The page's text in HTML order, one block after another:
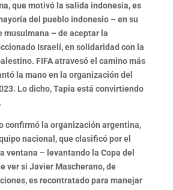
que motivó la salida indonesia,es
del pueblo indonesio – en su
musulmana – de aceptar la
Israelí, en solidaridad con la
. FIFA atravesó el camino más
la mano en la organización del
Lo dicho, Tapia está convirtiendo
confirmó la organización argentina,
nacional, que clasificó por el
ventana – levantando la Copa del
ver si Javier Mascherano, de
es recontratado para manejar